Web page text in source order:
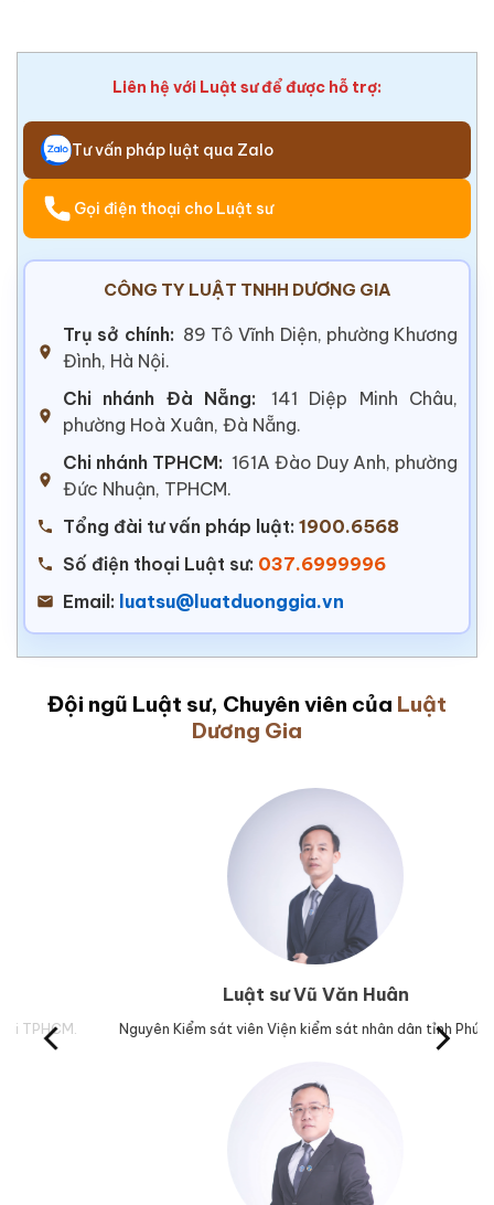
Liên hệ với Luật sư để được hỗ trợ:
Tư vấn pháp luật qua Zalo
Gọi điện thoại cho Luật sư
CÔNG TY LUẬT TNHH DƯƠNG GIA
Trụ sở chính: 89 Tô Vĩnh Diện, phường Khương
Đình, Hà Nội.
Chi nhánh Đà Nẵng:
141 Diệp Minh Châu,
phường Hoà Xuân, Đà Nẵng.
Chi nhánh TPHCM: 161A Đào Duy Anh, phường
Đức Nhuận, TPHCM.
Tổng đài tư vấn pháp luật: 1900.6568
Số điện thoại Luật sư: 037.6999996
Email: luatsu@luatduonggia.vn
Đội ngũ Luật sư, Chuyên viên của Luật
Dương Gia
Luật sư Vũ Văn Huân
Nguyên Kiểm sát viên Viện kiểm sát nhân dân tỉnh Phú Yên.